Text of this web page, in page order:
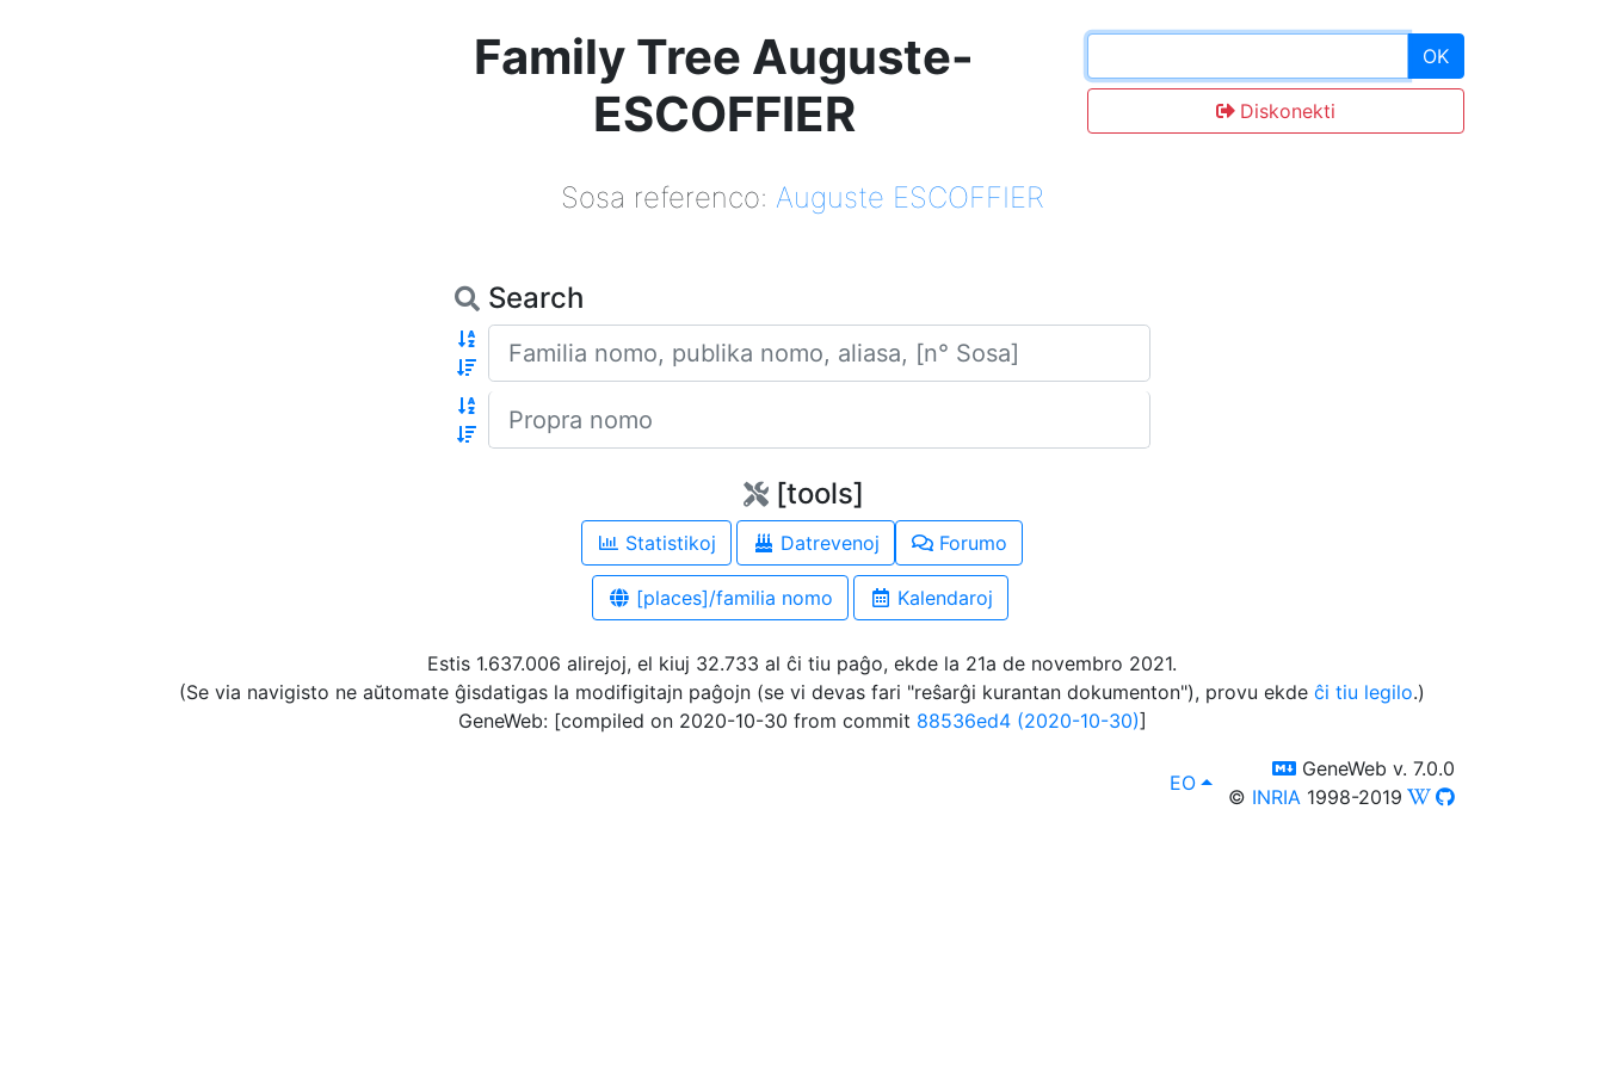
OK
Diskonekti
Family Tree Auguste-
ESCOFFIER
Sosa referenco: Auguste ESCOFFIER
Search
Familia nomo
[tools]
Statistikoj Datrevenoj Forumo
[places]/familia nomo Kalendaroj
Estis 1.637.006 alirejoj, el kiuj 32.733 al ĉi tiu paĝo, ekde la 21a de novembro 2021.
(Se via navigisto ne aŭtomate ĝisdatigas la modifigitajn paĝojn (se vi devas fari "reŝarĝi kurantan dokumenton"), provu ekde ĉi tiu legilo.)
GeneWeb: [compiled on 2020-10-30 from commit 88536ed4 (2020-10-30)]
lang
EO, Vi povas elekti alian lingvon inter la
switch to templm
GeneWeb v. 7.0.0
© INRIA 1998-2019